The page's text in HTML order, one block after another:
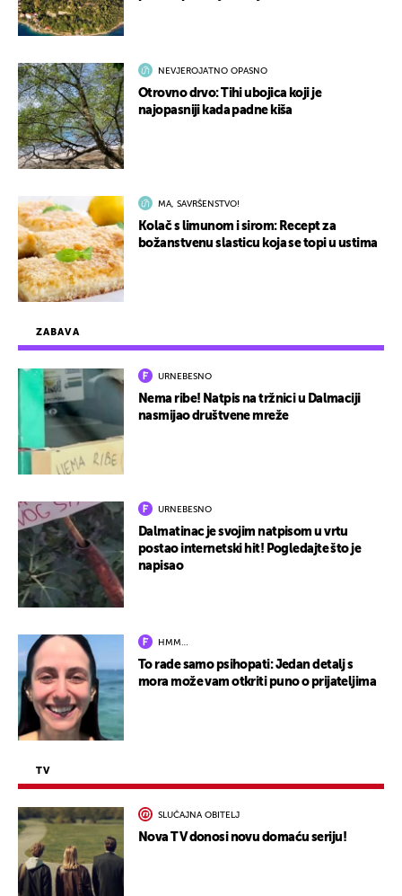
ZABAVA
URNEBESNO
Nema ribe! Natpis na tržnici u Dalmaciji
nasmijao društvene mreže
URNEBESNO
Dalmatinac je svojim natpisom u vrtu
postao internetski hit! Pogledajte što je
napisao
HMM…
To rade samo psihopati: Jedan detalj s
mora može vam otkriti puno o prijateljima
TV
SLUČAJNA OBITELJ
Nova TV donosi novu domaću seriju!
NEVJEROJATNO OPASNO
Otrovno drvo: Tihi ubojica koji je
najopasniji kada padne kiša
MA, SAVRŠENSTVO!
Kolač s limunom i sirom: Recept za
božanstvenu slasticu koja se topi u ustima